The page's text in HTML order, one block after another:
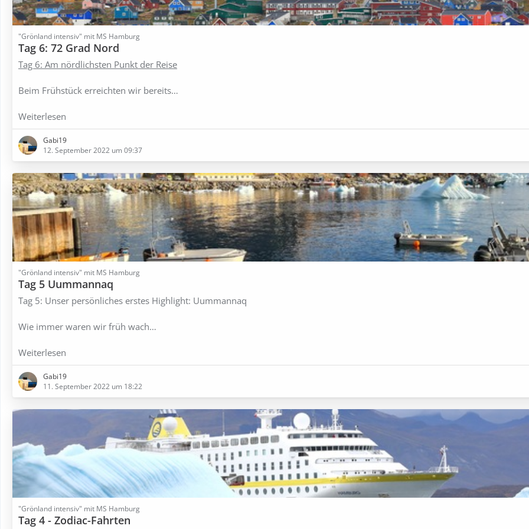
"Grönland intensiv" mit MS Hamburg
Tag 6: 72 Grad Nord
Tag 6: Am nördlichsten Punkt der Reise
Beim Frühstück erreichten wir bereits…
Weiterlesen
Gabi19
12. September 2022 um 09:37
"Grönland intensiv" mit MS Hamburg
Tag 5 Uummannaq
Tag 5: Unser persönliches erstes Highlight: Uummannaq
Wie immer waren wir früh wach…
Weiterlesen
Gabi19
11. September 2022 um 18:22
"Grönland intensiv" mit MS Hamburg
Tag 4 - Zodiac-Fahrten